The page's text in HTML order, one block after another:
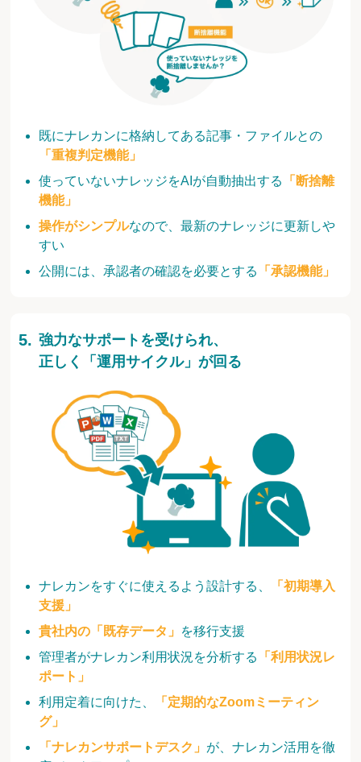
既にナレカンに格納してある記事・ファイルとの
「重複判定機能」
使っていないナレッジをAIが自動抽出する
「断捨離
機能」
操作がシンプルなので、最新のナレッジに更新しや
すい
公開には、承認者の確認を必要とする
「承認機能」
ナレカンをすぐに使えるよう設計する、
「初期導入
支援」
貴社内の「既存データ」 を移行支援
管理者がナレカン利用状況を分析する
「利用状況レ
ポート」
利用定着に向けた、
「定期的なZoomミーティン
グ」
「ナレカンサポートデスク」 が、ナレカン活用を徹
強力なサポートを受けられ、
正しく「運用サイクル」が回る